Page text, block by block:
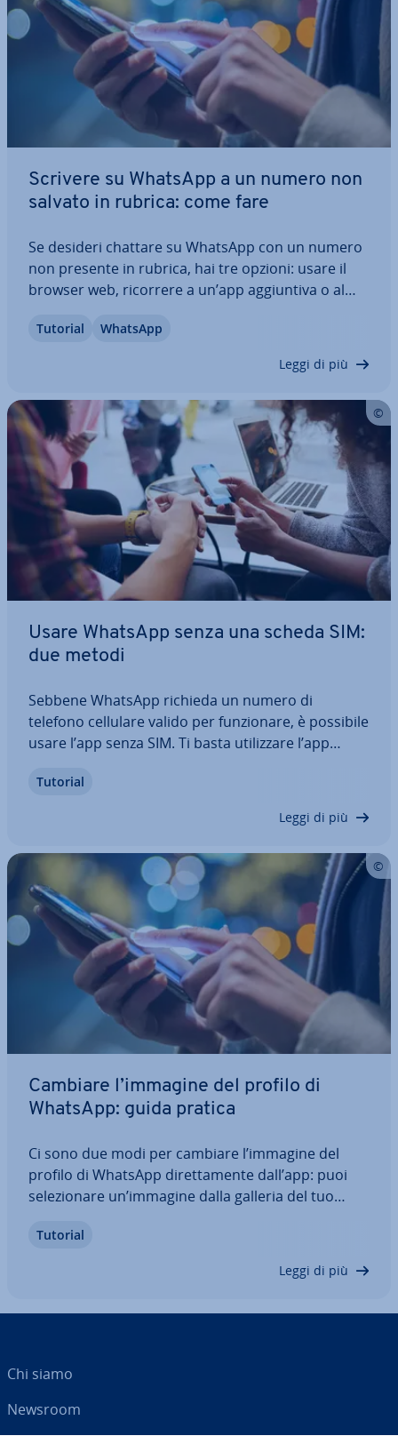
Scrivere su WhatsApp a un numero non
salvato in rubrica: come fare
Se desideri chattare su WhatsApp con un numero
non presente in rubrica, hai tre opzioni: usare il
browser web, ricorrere a un’app ag­giun­ti­va o al
guida ti mostriamo tutti i passaggi per uti­liz­za­re
Tutorial WhatsApp
Leggi di più
Usare WhatsApp senza una scheda SIM:
due metodi
Sebbene WhatsApp richieda un numero di
telefono cellulare valido per fun­zio­na­re, è possibile
usare l’app senza SIM. Ti basta uti­liz­za­re l’app
o l’opzione “Di­spo­si­ti­vi collegati”. Ti spie­ghia­mo
Tutorial
Leggi di più
Cambiare l’immagine del profilo di
WhatsApp: guida pratica
Ci sono due modi per cambiare l’immagine del
profilo di WhatsApp di­ret­ta­men­te dall’app: puoi
se­le­zio­na­re un’immagine dalla galleria del tuo
con la fo­to­ca­me­ra e uti­liz­zar­la come immagine del
Tutorial
Leggi di più
Chi siamo
Newsroom